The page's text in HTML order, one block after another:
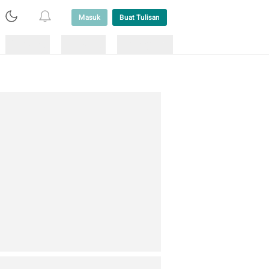
Masuk Buat Tulisan